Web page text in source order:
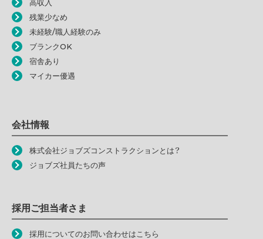
高収入
残業少なめ
未経験/職人経験のみ
ブランクOK
宿舎あり
マイカー優遇
会社情報
株式会社ジョブズコンストラクションとは？
ジョブズ社員たちの声
採用ご担当者さま
採用についてのお問い合わせはこちら